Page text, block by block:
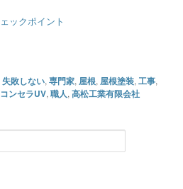
ックポイント
失敗しない,専門家, 屋根, 屋根塗装,工事,
ンセラUV,職人,高松工業有限会社